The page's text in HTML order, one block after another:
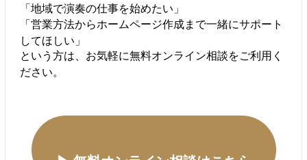
「地域で演奏の仕事を始めたい」
「営業方法からホームページ作成まで一緒にサポート
してほしい」
という方は、お気軽に無料オンライン相談をご利用く
ださい。